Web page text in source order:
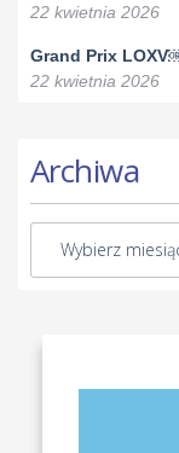
22 kwietnia 2026
Grand Prix
22 kwietnia 2026
Archiwa